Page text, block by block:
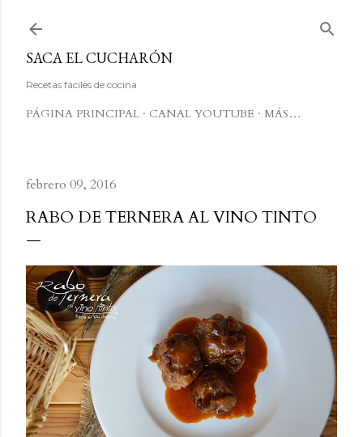
SACA EL CUCHARÓN
Recetas fáciles de cocina
PÁGINA PRINCIPAL CANAL YOUTUBE MÁS…
febrero 09, 2016
RABO DE TERNERA AL VINO TINTO